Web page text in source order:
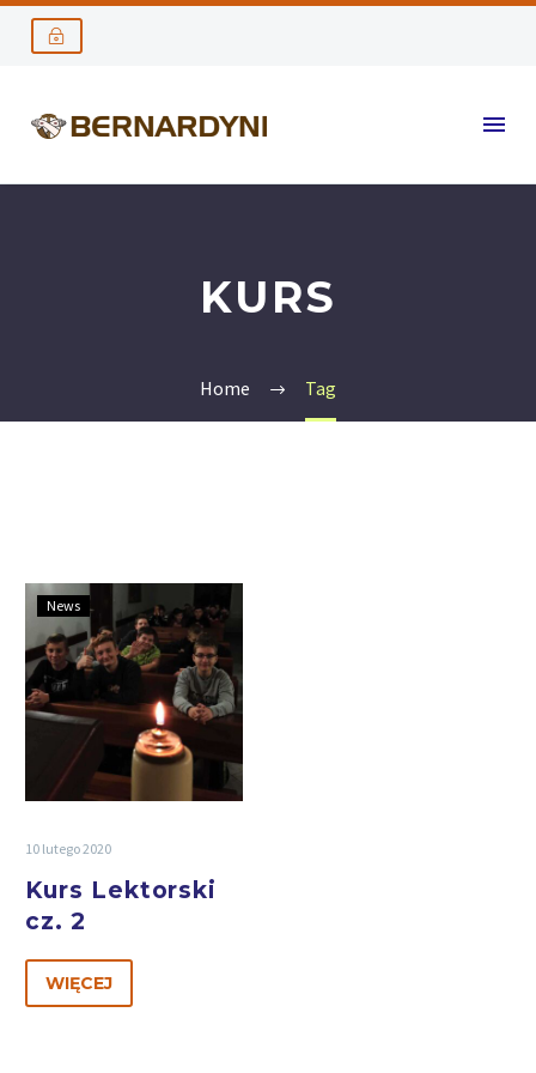
KURS
Home Tag
News
10 lutego 2020
Kurs Lektorski
cz. 2
WIĘCEJ